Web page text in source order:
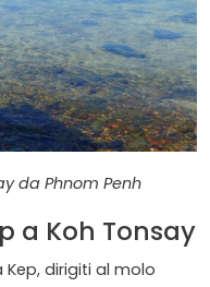
da Phnom Penh
a Koh Tonsay
dirigiti al molo